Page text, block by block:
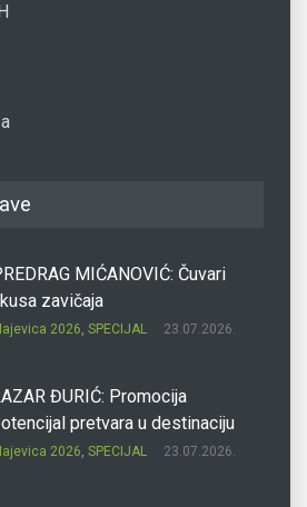
MIĆANOVIĆ: Čuvari
zavičaja
2026, SPECIJAL 23.07.2026.
ĐURIĆ: Promocija
pretvara u destinaciju
2026, SPECIJAL 23.07.2026.